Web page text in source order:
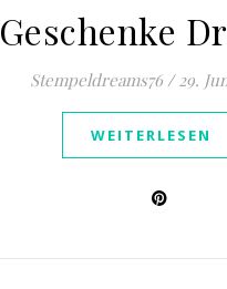
Geschenke
Stempeldreams76 / 29.
WEITERLESEN